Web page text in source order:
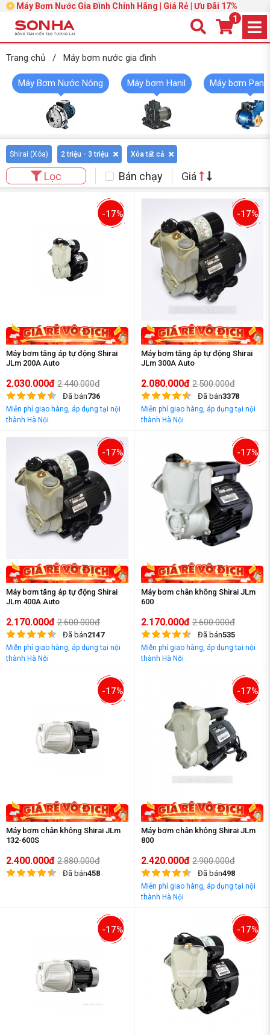
Máy Bơm Nước Gia Đình Chính Hãng | Giá Rẻ | Ưu Đãi 17%
1
Trang chủ / Máy bơm nước gia đình
Máy Bơm Nước Nóng Máy bơm Hanil Máy bơm
Shirai (Xóa) 2 triệu - 3 triệu Xóa tất cả
Lọc Bán chạy Giá
-17%
Máy bơm tăng áp tự động Shirai
JLm 200A Auto
2.030.000đ 2.440.000đ
Đã bán736
Miễn phí giao hàng, áp dụng tại nội
thành Hà Nội
-17%
Máy bơm tăng áp tự động Shirai
JLm 300A Auto
2.080.000đ 2.500.000đ
Đã bán3378
Miễn phí giao hàng, áp dụng tại nội
thành Hà Nội
-17%
Máy bơm tăng áp tự động Shirai
JLm 400A Auto
2.170.000đ 2.600.000đ
Đã bán2147
Miễn phí giao hàng, áp dụng tại nội
thành Hà Nội
-17%
Máy bơm chân không Shirai JLm
600
2.170.000đ 2.600.000đ
Đã bán535
Miễn phí giao hàng, áp dụng tại nội
thành Hà Nội
-17%
Máy bơm chân không Shirai JLm
132-600S
2.400.000đ 2.880.000đ
Đã bán458
-17%
Máy bơm chân không Shirai JLm
800
2.420.000đ 2.900.000đ
Đã bán498
Miễn phí giao hàng, áp dụng tại nội
thành Hà Nội
-17% -17%